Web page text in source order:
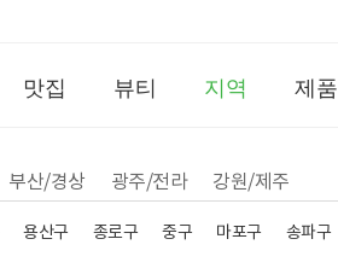
맛집 뷰티 지역 제품
부산/경상 광주/전라 강원/제주
용산구 종로구 중구 마포구 송파구